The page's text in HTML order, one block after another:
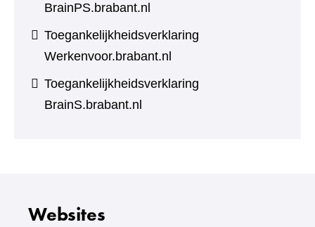
BrainPS.brabant.nl
Toegankelijkheidsverklaring
Werkenvoor.brabant.nl
Toegankelijkheidsverklaring
BrainS.brabant.nl
Websites